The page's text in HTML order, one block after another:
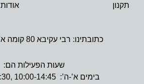
תקנון
אודות
כתובתינו: רבי עקיבא 80 קומה א’ – בני ברק
שעות הפעילות הם:
בימים א’-ה’: 10:00-14:45 ,17:00-21:30